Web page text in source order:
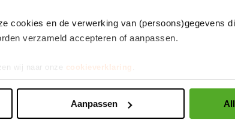
cookies en de verwerking van (persoons)gegevens
verzameld accepteren of aanpassen.
wij naar onze cookieverklaring
Aanpassen
koptelefoon
De
prijs
dit